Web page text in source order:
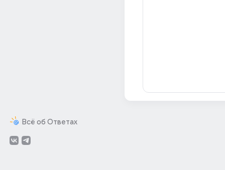
Всё об Ответах